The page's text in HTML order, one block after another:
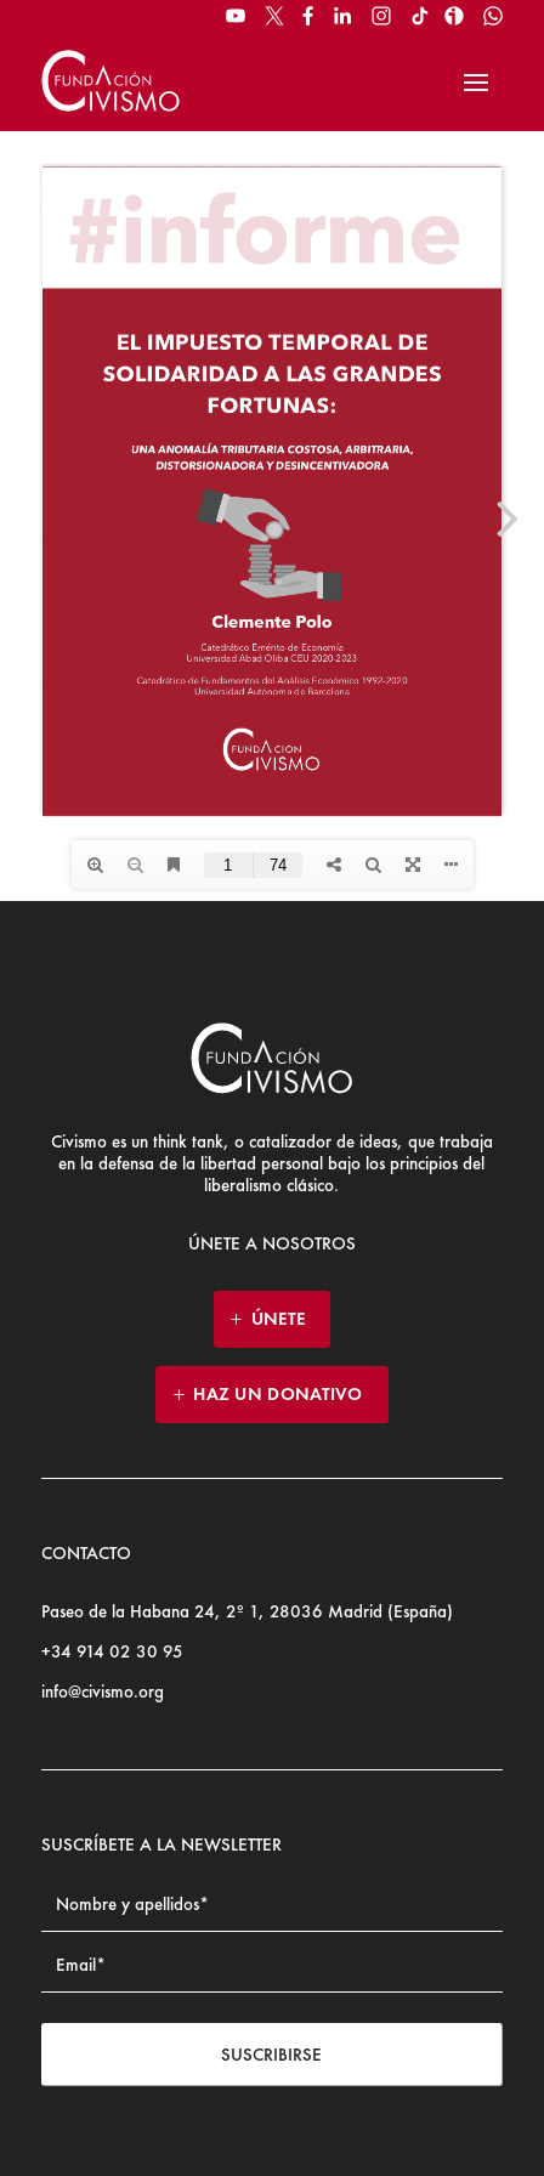
Civismo es un think tank, o catalizador de ideas, que trabaja
en la defensa de la libertad personal bajo los principios del
liberalismo clásico.
ÚNETE A NOSOTROS
ÚNETE
HAZ UN DONATIVO
CONTACTO
Paseo de la Habana 24, 2º 1, 28036 Madrid (España)
+34 914 02 30 95
info@civismo.org
SUSCRÍBETE A LA NEWSLETTER
SUSCRIBIRSE